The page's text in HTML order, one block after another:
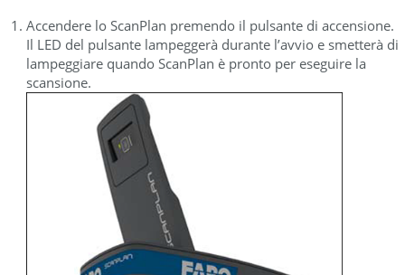
Accendere lo ScanPlan premendo il pulsante di accensione.
Il LED del pulsante lampeggerà durante l’avvio e smetterà di
lampeggiare quando ScanPlan è pronto per eseguire la
scansione.